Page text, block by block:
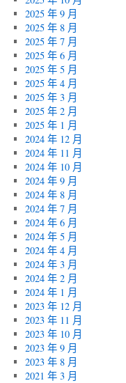
2025 年 9 月
2025 年 8 月
2025 年 7 月
2025 年 6 月
2025 年 5 月
2025 年 4 月
2025 年 3 月
2025 年 2 月
2025 年 1 月
2024 年 12 月
2024 年 11 月
2024 年 10 月
2024 年 9 月
2024 年 8 月
2024 年 7 月
2024 年 6 月
2024 年 5 月
2024 年 4 月
2024 年 3 月
2024 年 2 月
2024 年 1 月
2023 年 12 月
2023 年 11 月
2023 年 10 月
2023 年 9 月
2023 年 8 月
2021 年 3 月